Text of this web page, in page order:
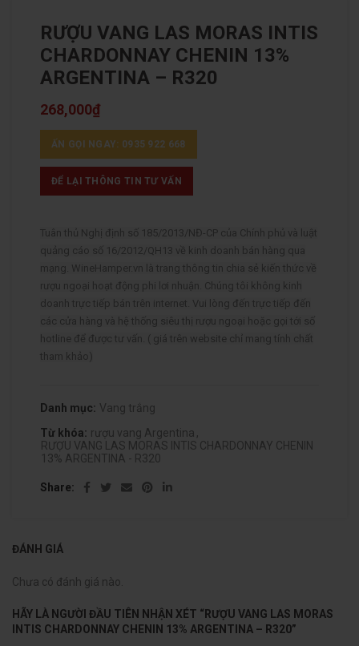
RƯỢU VANG LAS MORAS INTIS
CHARDONNAY CHENIN 13%
ARGENTINA – R320
268,000₫
ẤN GỌI NGAY: 0935 922 668
ĐỂ LẠI THÔNG TIN TƯ VẤN
Tuân thủ Nghị định số 185/2013/NĐ-CP của Chính phủ và luật
quảng cáo số 16/2012/QH13 về kinh doanh bán hàng qua
mạng. WineHamper.vn là trang thông tin chia sẻ kiến thức về
rượu ngoại hoạt động phi lơi nhuận. Chúng tôi không kinh
doanh trực tiếp bán trên internet. Vui lòng đến trực tiếp đến
các cửa hàng và hệ thống siêu thị rượu ngoại hoặc gọi tới số
hotline để được tư vấn. ( giá trên website chỉ mang tính chất
tham khảo)
Danh mục: Vang trắng
Từ khóa: rượu vang Argentina ,
RƯỢU VANG LAS MORAS INTIS CHARDONNAY CHENIN
13% ARGENTINA - R320
Share
ĐÁNH GIÁ
Chưa có đánh giá nào.
HÃY LÀ NGƯỜI ĐẦU TIÊN NHẬN XÉT “RƯỢU VANG LAS MORAS
INTIS CHARDONNAY CHENIN 13% ARGENTINA – R320”